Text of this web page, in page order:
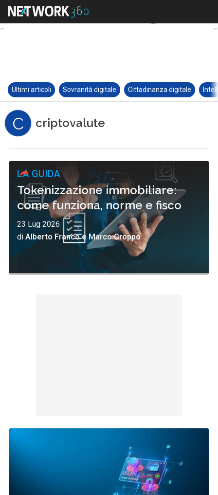
Ultimi articoli Sovranità digitale Cittadinanza digitale
C criptovalute
LA GUIDA
Tokenizzazione immobiliare:
come funziona, norme e fisco
23 Lug 2026
diAlberto Franco e Marco Groppo